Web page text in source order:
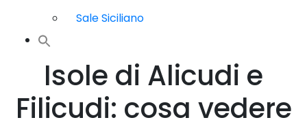
Sale Siciliano
Isole di Alicudi e
Filicudi: cosa vedere